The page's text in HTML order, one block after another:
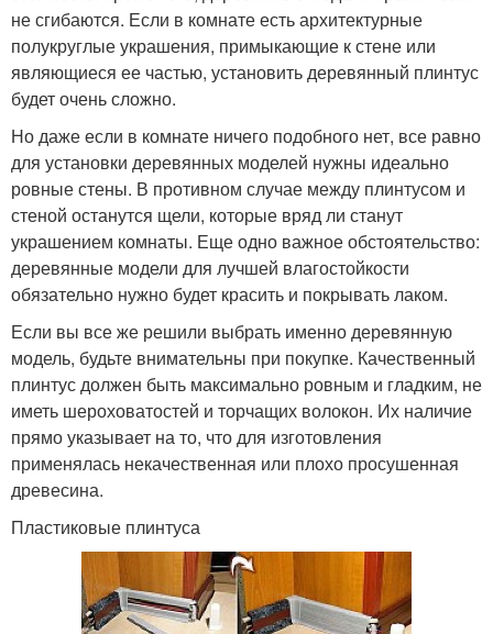
не сгибаются. Если в комнате есть архитектурные
полукруглые украшения, примыкающие к стене или
являющиеся ее частью, установить деревянный плинтус
будет очень сложно.
Но даже если в комнате ничего подобного нет, все равно
для установки деревянных моделей нужны идеально
ровные стены. В противном случае между плинтусом и
стеной останутся щели, которые вряд ли станут
украшением комнаты. Еще одно важное обстоятельство:
деревянные модели для лучшей влагостойкости
обязательно нужно будет красить и покрывать лаком.
Если вы все же решили выбрать именно деревянную
модель, будьте внимательны при покупке. Качественный
плинтус должен быть максимально ровным и гладким, не
иметь шероховатостей и торчащих волокон. Их наличие
прямо указывает на то, что для изготовления
применялась некачественная или плохо просушенная
древесина.
Пластиковые плинтуса